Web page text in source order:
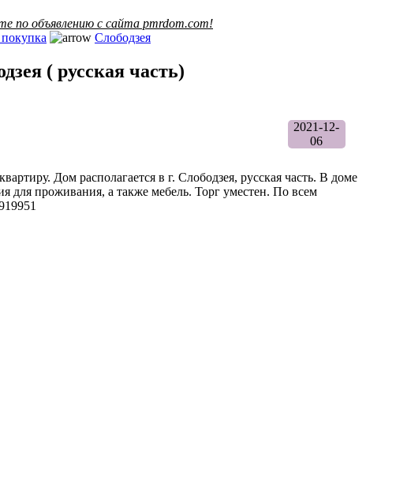
по объявлению с сайта pmrdom.com!
Слободзея
( русская часть)
2021-12-
06
Дом располагается в г. Слободзея, русская часть. В доме
для проживания, а также мебель. Торг уместен. По всем